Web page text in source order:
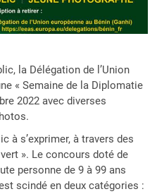
la Délégation de l’Union
« Semaine de la Diplomatie
2022 avec diverses
à s’exprimer, à travers des
». Le concours doté de
personne de 9 à 99 ans
scindé en deux catégories :